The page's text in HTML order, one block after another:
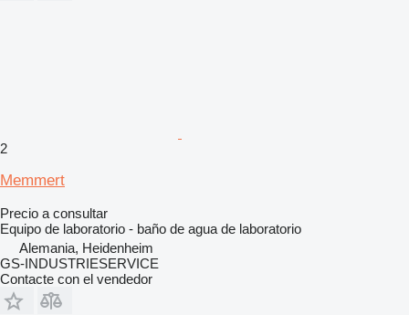
2
Memmert
Precio a consultar
Equipo de laboratorio - baño de agua de laboratorio
Alemania, Heidenheim
GS-INDUSTRIESERVICE
Contacte con el vendedor